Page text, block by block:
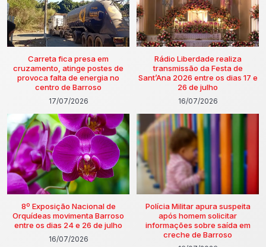
Carreta fica presa em
cruzamento, atinge postes de
provoca falta de energia no
centro de Barroso
17/07/2026
Rádio Liberdade realiza
transmissão da Festa de
Sant’Ana 2026 entre os dias 17 e
26 de julho
16/07/2026
8º Exposição Nacional de
Orquídeas movimenta Barroso
entre os dias 24 e 26 de julho
16/07/2026
Polícia Militar apura suspeita
após homem solicitar
informações sobre saída em
creche de Barroso